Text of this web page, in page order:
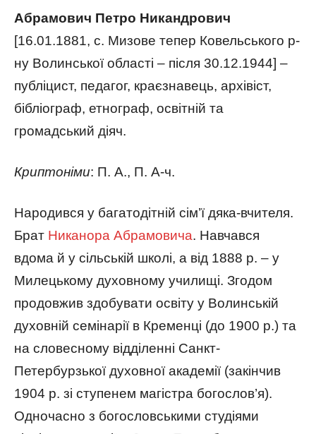
Абрамович Петро Никандрович
[16.01.1881, с. Мизове тепер Ковельського р-
ну Волинської області – після 30.12.1944] –
публіцист, педагог, краєзнавець, архівіст,
бібліограф, етнограф, освітній та
громадський діяч.
Криптоніми: П. А., П. А-ч.
Народився у багатодітній сім’ї дяка-вчителя.
Брат Никанора Абрамовича. Навчався
вдома й у сільській школі, а від 1888 р. – у
Милецькому духовному училищі. Згодом
продовжив здобувати освіту у Волинській
духовній семінарії в Кременці (до 1900 р.) та
на словесному відділенні Санкт-
Петербурзької духовної академії (закінчив
1904 р. зі ступенем магістра богослов’я).
Одночасно з богословськими студіями